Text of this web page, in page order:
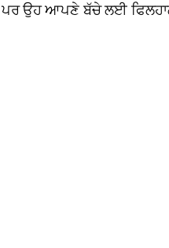
ਉਹ ਆਪਣੇ ਬੱਚੇ ਲਈ